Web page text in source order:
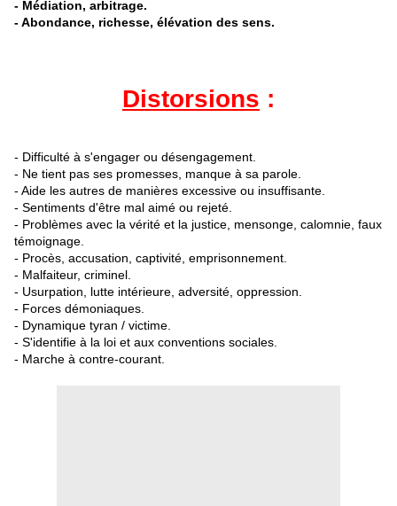
- Médiation, arbitrage.
- Abondance, richesse, élévation des sens.
Distorsions :
- Difficulté à s'engager ou désengagement.
- Ne tient pas ses promesses, manque à sa parole.
- Aide les autres de manières excessive ou insuffisante.
- Sentiments d'être mal aimé ou rejeté.
- Problèmes avec la vérité et la justice, mensonge, calomnie, faux
témoignage.
- Procès, accusation, captivité, emprisonnement.
- Malfaiteur, criminel.
- Usurpation, lutte intérieure, adversité, oppression.
- Forces démoniaques.
- Dynamique tyran / victime.
- S'identifie à la loi et aux conventions sociales.
- Marche à contre-courant.